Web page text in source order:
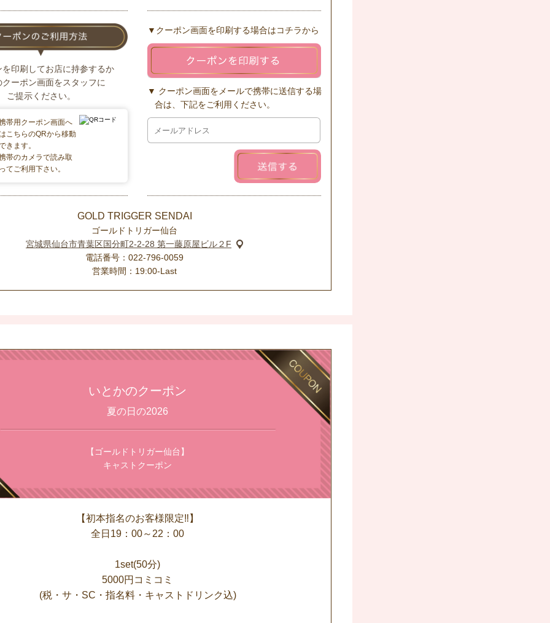
印刷してお店に持参するか
クーポン画面をスタッフに
ご提示ください。
帯用クーポン画面へ
こちらのQRから移動
きます。
帯のカメラで読み取
てご利用下さい。
▼クーポン画面を印刷する場合はコチラから
クーポン画面をメールで携帯に送信する場
合は、下記をご利用ください。
GOLD TRIGGER SENDAI
ゴールドトリガー仙台
宮城県仙台市青葉区国分町2-2-28 第一藤原屋ビル２F
電話番号：022-796-0059
営業時間：19:00-Last
いとかのクーポン
夏の日の2026
【ゴールドトリガー仙台】
キャストクーポン
【初本指名のお客様限定‼】
全日19：00～22：00
1set(50分)
5000円コミコミ
(税・サ・SC・指名料・キャストドリンク込)